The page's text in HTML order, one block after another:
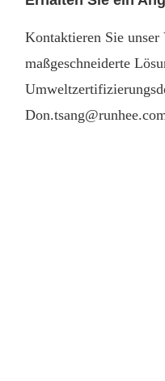
Kontaktieren Sie unser
maßgeschneiderte